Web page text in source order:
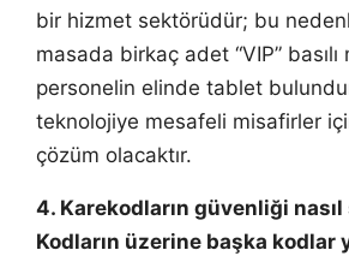
bir hizmet sektörüdür; bu
masada birkaç adet “VIP”
personelin elinde tablet
teknolojiye mesafeli misafirler
çözüm olacaktır.
4. Karekodların güvenliği nasıl
Kodların üzerine başka kodlar